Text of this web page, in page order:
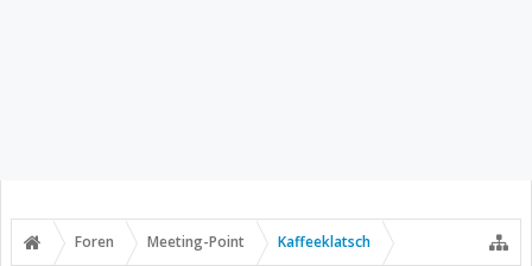
Foren Meeting-Point Kaffeeklatsch